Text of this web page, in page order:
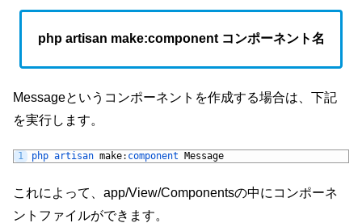
php artisan make:component コンポーネント名
Messageというコンポーネントを作成する場合は、下記
を実行します。
1 php artisan make: component Message
これによって、app/View/Componentsの中にコンポーネ
ントファイルができます。